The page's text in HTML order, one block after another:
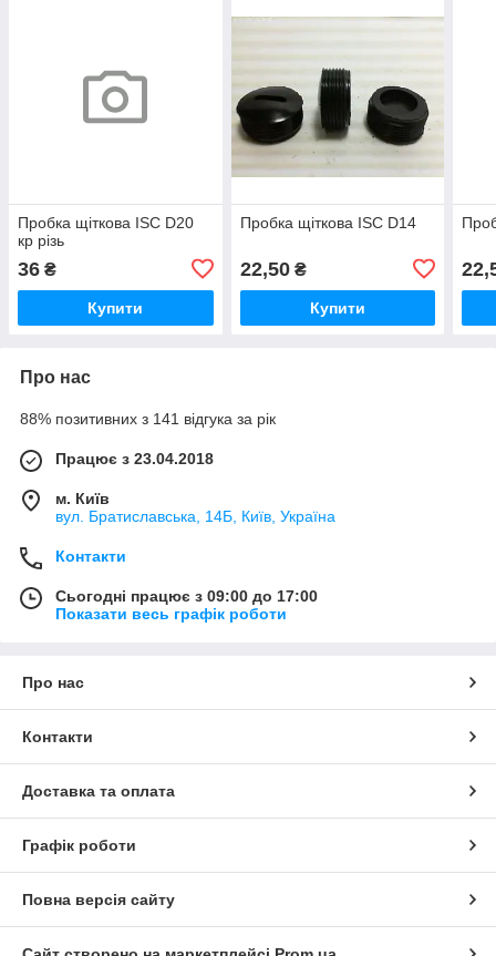
Пробка щіткова ISC D20
кр різь
36 ₴
Купити
Пробка щіткова ISC D14
22,50₴
Купити
Про нас
88% позитивних з 141 відгука за рік
Працює з 23.04.2018
м. Київ
вул. Братиславська, 14Б, Київ, Україна
Контакти
Сьогодні працює з 09:00 до 17:00
Показати весь графік роботи
Про нас
Контакти
Доставка та оплата
Графік роботи
Повна версія сайту